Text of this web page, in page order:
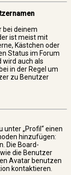
bei deinem
ist meist mit
Kästchen oder
Status im Forum
wird auch als
in der Regel um
zu Benutzer
unter „Profil“ einen
hinzufügen:
Die Board-
die Benutzer
Avatar benutzen
kontaktieren.